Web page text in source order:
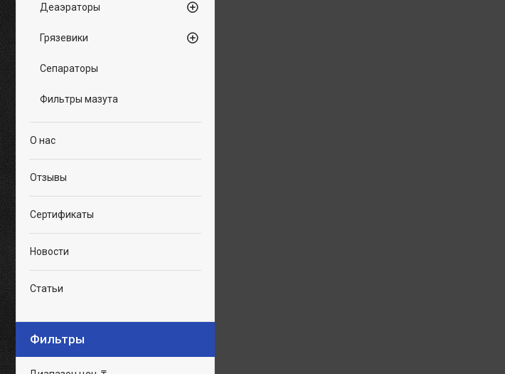
Деаэраторы
Грязевики
Сепараторы
Фильтры мазута
О нас
Отзывы
Сертификаты
Новости
Статьи
Фильтры